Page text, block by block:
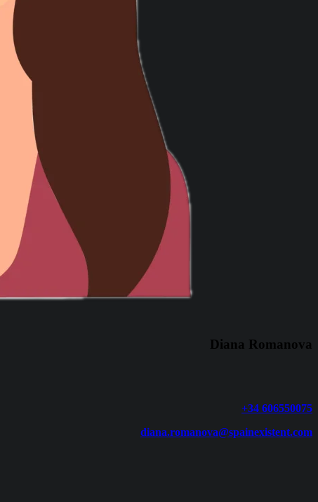
Diana Romanova
+34 606550075
diana.romanova@spainexistent.com